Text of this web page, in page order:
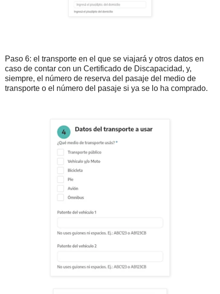
Paso 6: el transporte en el que se viajará y otros datos en
caso de contar con un Certificado de Discapacidad, y,
siempre, el número de reserva del pasaje del medio de
transporte o el número del pasaje si ya se lo ha comprado.